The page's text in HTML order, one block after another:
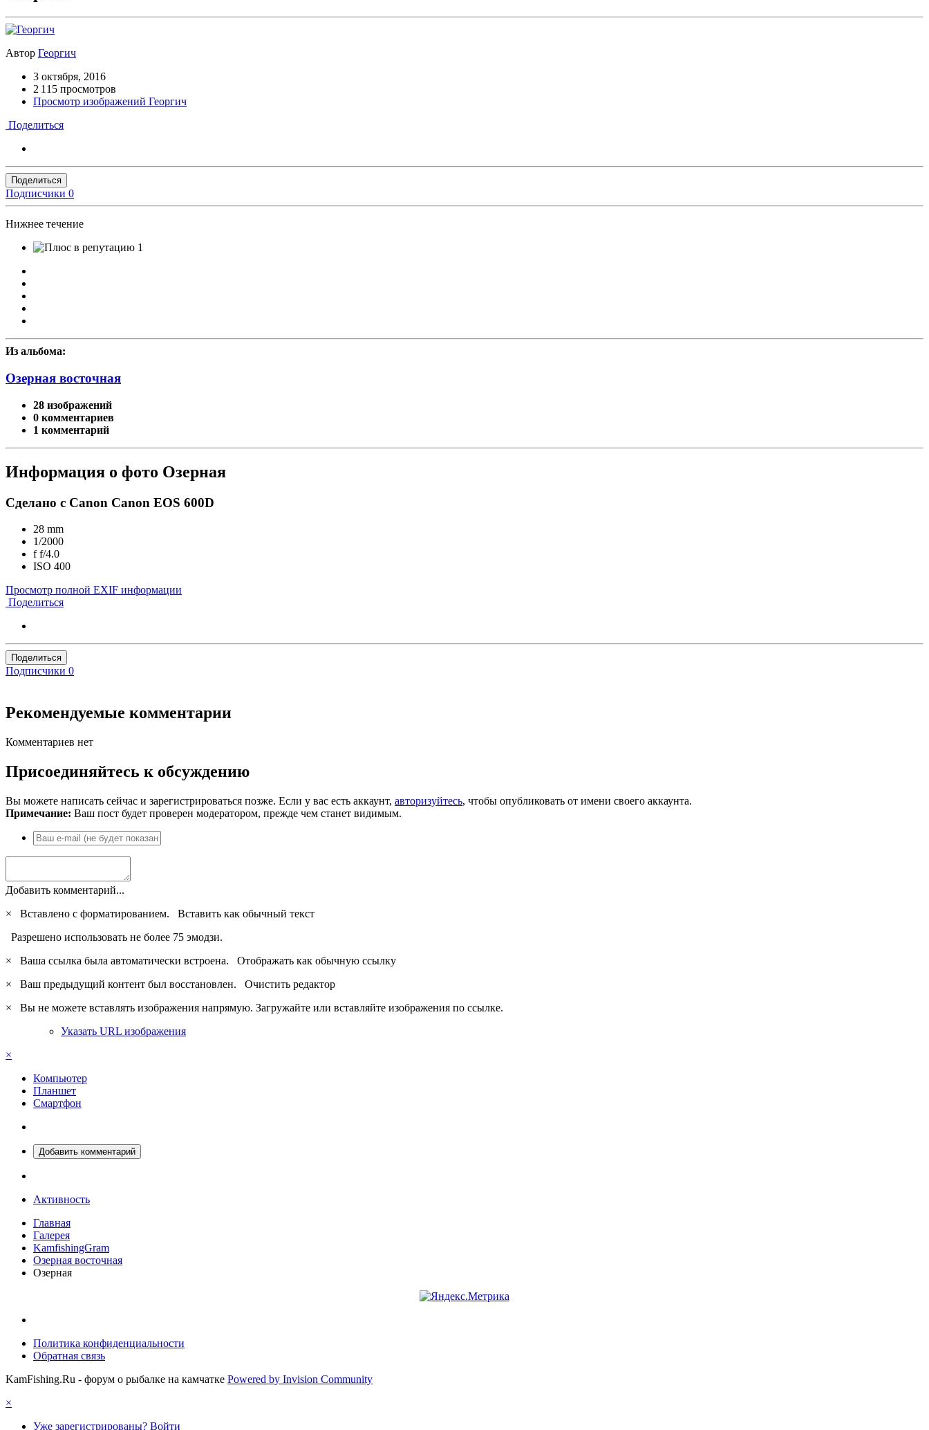
Автор Георгич
3 октября, 2016
2 115 просмотров
Просмотр изображений Георгич
Поделиться
Поделиться
Подписчики 0
Нижнее течение
1
Из альбома:
Озерная восточная
28 изображений
0 комментариев
1 комментарий
Информация о фото Озерная
Сделано с Canon Canon EOS 600D
28 mm
1/2000
ff/4.0
ISO 400
Просмотр полной EXIF информации
Поделиться
Поделиться
Подписчики 0
Рекомендуемые комментарии
Комментариев нет
Присоединяйтесь к обсуждению
Вы можете написать сейчас и зарегистрироваться позже. Если у вас есть аккаунт, авторизуйтесь, чтобы опубликовать от имени своего аккаунта.
Примечание: Ваш пост будет проверен модератором, прежде чем станет видимым.
Добавить комментарий...
×
Вставлено с форматированием. Вставить как обычный текст
Разрешено использовать не более 75 эмодзи.
×
Ваша ссылка была автоматически встроена. Отображать как обычную ссылку
×
Ваш предыдущий контент был восстановлен. Очистить редактор
×
Вы не можете вставлять изображения напрямую. Загружайте или вставляйте изображения по ссылке.
Указать URL изображения
×
Компьютер
Планшет
Смартфон
Добавить комментарий
Активность
Главная
Галерея
KamfishingGram
Озерная восточная
Озерная
Политика конфиденциальности
Обратная связь
KamFishing.Ru - форум о рыбалке на камчатке Powered by Invision Community
×
Уже зарегистрированы? Войти